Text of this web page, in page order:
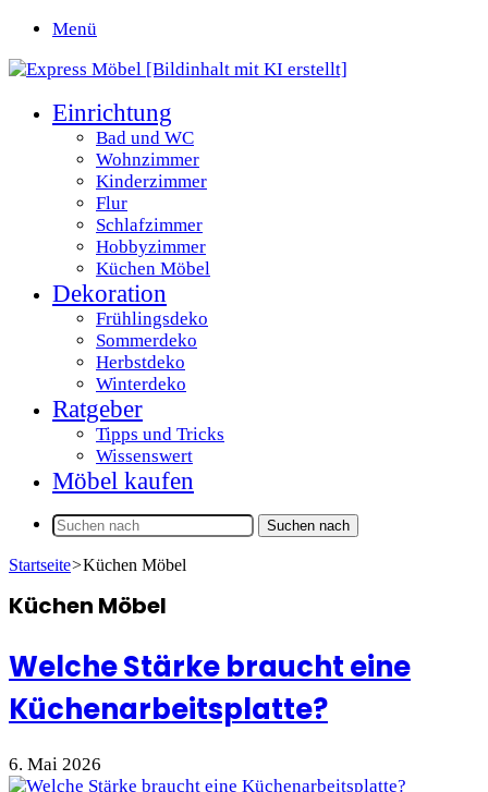
Menü
Einrichtung
Bad und WC
Wohnzimmer
Kinderzimmer
Flur
Schlafzimmer
Hobbyzimmer
Küchen Möbel
Dekoration
Frühlingsdeko
Sommerdeko
Herbstdeko
Winterdeko
Ratgeber
Tipps und Tricks
Wissenswert
Möbel kaufen
Suchen nach
Startseite>Küchen Möbel
Küchen Möbel
Welche Stärke braucht eine
Küchenarbeitsplatte?
6. Mai 2026